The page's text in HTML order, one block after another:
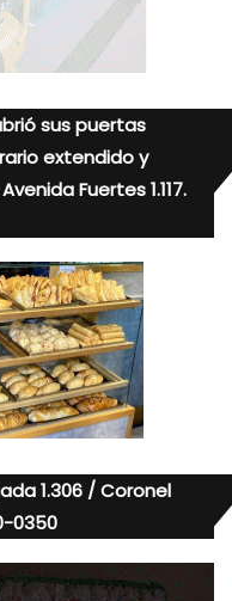
sus puertas
extendido y
Fuertes 1.117.
1.306 / Coronel
0350